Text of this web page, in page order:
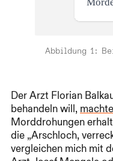
Abbildung 1:
Der Arzt Florian
behandeln will,
Morddrohungen
die „Arschloch,
vergleichen mich mit